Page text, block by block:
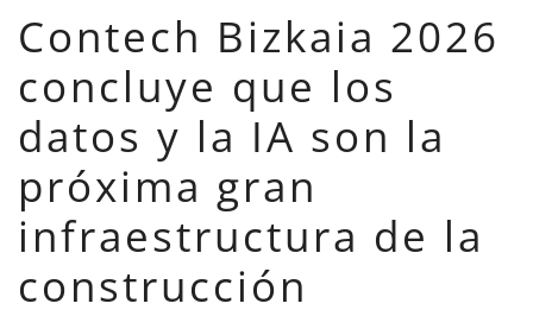
Contech Bizkaia 2026
concluye que los
datos y la IA son la
próxima gran
infraestructura de la
construcción